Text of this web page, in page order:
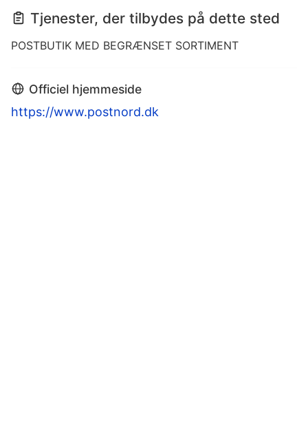
Tjenester, der tilbydes på dette sted
POSTBUTIK MED BEGRÆNSET SORTIMENT
Officiel hjemmeside
https://www.postnord.dk